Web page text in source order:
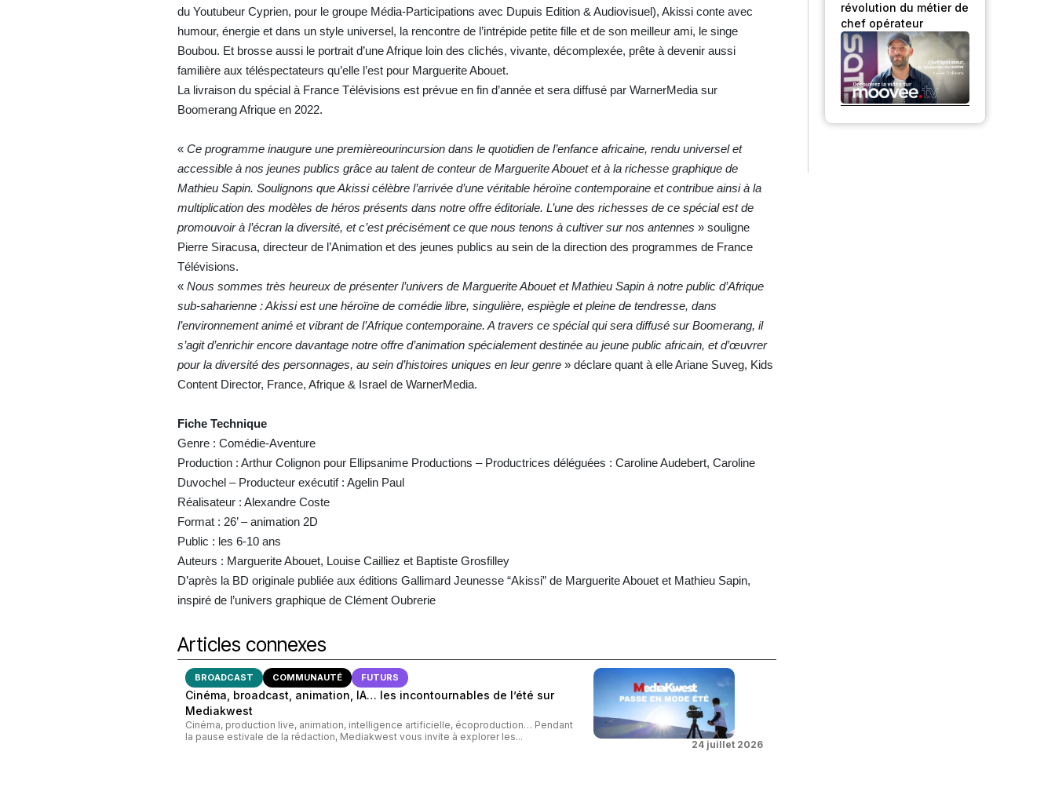
du Youtubeur Cyprien, pour le groupe Média-Participations avec Dupuis Edition & Audiovisuel), Akissi conte avec
humour, énergie et dans un style universel, la rencontre de l’intrépide petite fille et de son meilleur ami, le singe
Boubou. Et brosse aussi le portrait d’une Afrique loin des clichés, vivante, décomplexée, prête à devenir aussi
familière aux téléspectateurs qu’elle l’est pour Marguerite Abouet.
La livraison du spécial à France Télévisions est prévue en fin d’année et sera diffusé par WarnerMedia sur
Boomerang Afrique en 2022.
«Ce programme inaugure une premièreourincursion dans le quotidien de l’enfance africaine, rendu universel et
accessible à nos jeunes publics grâce au talent de conteur de Marguerite Abouet et à la richesse graphique de
Mathieu Sapin. Soulignons que Akissi célèbre l’arrivée d’une véritable héroïne contemporaine et contribue ainsi à la
multiplication des modèles de héros présents dans notre offre éditoriale. L’une des richesses de ce spécial est de
promouvoir à l’écran la diversité, et c’est précisément ce que nous tenons à cultiver sur nos antennes » souligne
Pierre Siracusa, directeur de l’Animation et des jeunes publics au sein de la direction des programmes de France
Télévisions.
« Nous sommes très heureux de présenter l’univers de Marguerite Abouet et Mathieu Sapin à notre public d’Afrique
sub-saharienne : Akissi est une héroïne de comédie libre, singulière, espiègle et pleine de tendresse, dans
l’environnement animé et vibrant de l’Afrique contemporaine. A travers ce spécial qui sera diffusé sur Boomerang, il
s’agit d’enrichir encore davantage notre offre d’animation spécialement destinée au jeune public africain, et d’œuvrer
pour la diversité des personnages, au sein d’histoires uniques en leur genre » déclare quant à elle Ariane Suveg, Kids
Content Director, France, Afrique & Israel de WarnerMedia.
Fiche Technique
Genre : Comédie-Aventure
Production : Arthur Colignon pour Ellipsanime Productions – Productrices déléguées : Caroline Audebert, Caroline
Duvochel – Producteur exécutif : Agelin Paul
Réalisateur : Alexandre Coste
Format : 26’ – animation 2D
Public : les 6-10 ans
Auteurs : Marguerite Abouet, Louise Cailliez et Baptiste Grosfilley
D’après la BD originale publiée aux éditions Gallimard Jeunesse “Akissi” de Marguerite Abouet et Mathieu Sapin,
inspiré de l’univers graphique de Clément Oubrerie
Articles connexes
BROADCAST COMMUNAUTÉ FUTURS
Cinéma, broadcast, animation, IA… les incontournables de l’été sur
Mediakwest
Cinéma, production live, animation, intelligence artificielle, écoproduction… Pendant
la pause estivale de la rédaction, Mediakwest vous invite à explorer les...
24 juillet 2026
révolution du métier de
chef opérateur